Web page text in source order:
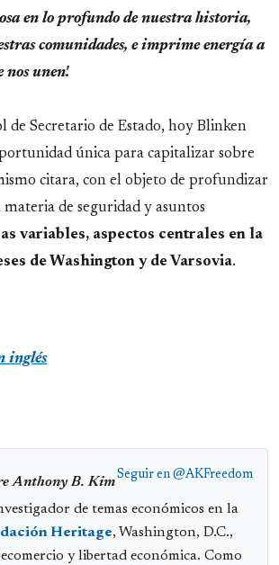
en lo profundo de nuestra historia,
comunidades, e imprime energía a
unen'.
de Secretario de Estado, hoy Blinken
única para capitalizar sobre
citara, con el objeto de profundizar
de seguridad y asuntos
variables, aspectos centrales en la
de Washington y de Varsovia.
inglés
Seguir en @AKFreedom
Anthony B. Kim
de temas económicos en la
Heritage, Washington, D.C.,
y libertad económica. Como